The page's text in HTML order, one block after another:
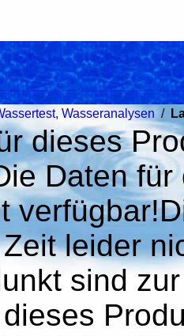
Wasseranalysen /
dieses
Daten
leider
sind